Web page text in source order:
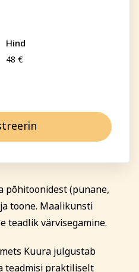
Tervis ja ilu
RUS
Hind
48 €
põhitoonidest (punane,
toone. Maalikunsti
teadlik värvisegamine.
Kuura julgustab
teadmisi praktiliselt
et vältida segadust